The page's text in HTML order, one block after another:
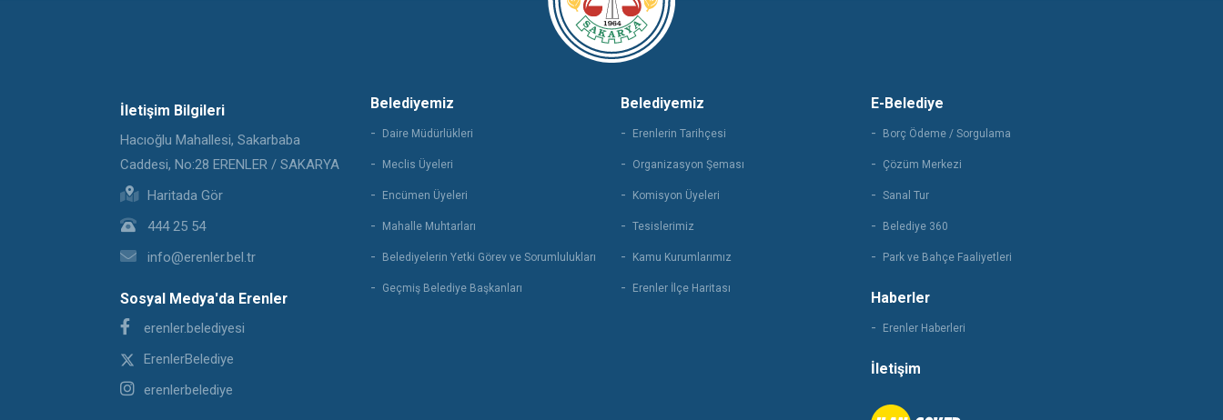
İletişim Bilgileri
Hacıoğlu Mahallesi, Sakarbaba
Caddesi, No:28 ERENLER / SAKARYA
Haritada Gör
444 25 54
info@erenler.bel.tr
Sosyal Medya'da Erenler
erenler.belediyesi
ErenlerBelediye
erenlerbelediye
Belediyemiz
Daire Müdürlükleri
Meclis Üyeleri
Encümen Üyeleri
Mahalle Muhtarları
Belediyelerin Yetki Görev ve Sorumlulukları
Geçmiş Belediye Başkanları
Belediyemiz
Erenlerin Tarihçesi
Organizasyon Şeması
Komisyon Üyeleri
Tesislerimiz
Kamu Kurumlarımız
Erenler İlçe Haritası
E-Belediye
Borç Ödeme / Sorgulama
Çözüm Merkezi
Sanal Tur
Belediye 360
Park ve Bahçe Faaliyetleri
Haberler
Erenler Haberleri
İletişim